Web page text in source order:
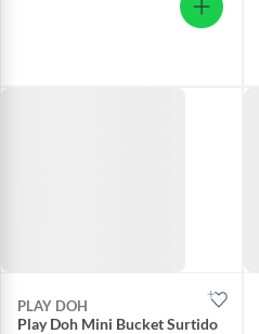
PLAY DOH
Play Doh Mini Bucket Surtido